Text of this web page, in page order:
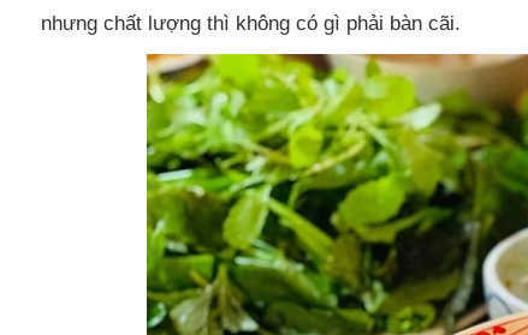
nhưng chất lượng thì không có gì phải bàn cãi.